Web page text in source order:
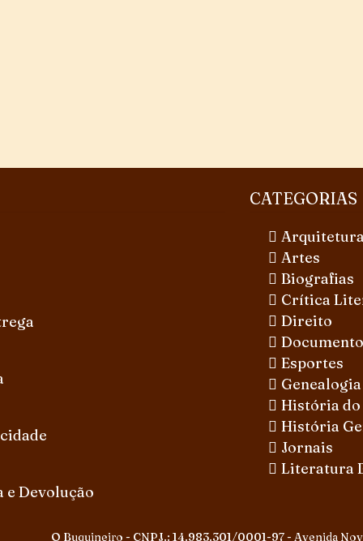
e Devolução
CATEGORIAS
Arquitetura
Artes
Biografias
Crítica
Direito
Esportes
Genealogia
História
História
Jornais
Literatura
O Buquineiro - CNPJ.: 14.983.301/0001-97 - Avenida